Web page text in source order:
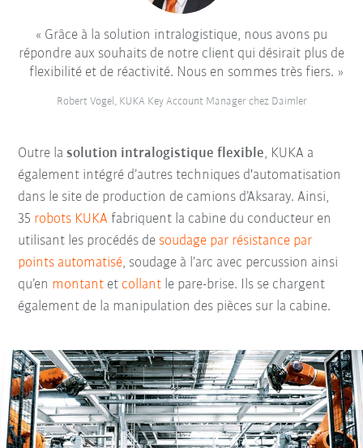
Grâce à la solution intralogistique, nous avons pu
répondre aux souhaits de notre client qui désirait plus de
flexibilité et de réactivité. Nous en sommes très fiers.
Robert Vogel, KUKA Key Account Manager chez Daimler
Outre lasolution intralogistique flexible, KUKA a
également intégré d’autres techniques d'automatisation
dans le site de production de camions d’Aksaray. Ainsi,
35 robots KUKA fabriquent la cabine du conducteur en
utilisant les procédés de soudage par résistance par
points automatisé, soudage à l’arc avec percussion ainsi
qu’en montant et collant le pare-brise. Ils se chargent
également de la manipulation des pièces sur la cabine.